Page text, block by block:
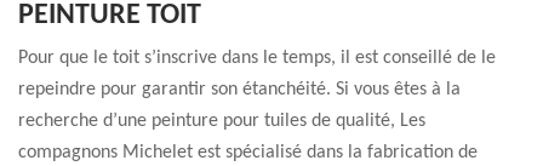
PEINTURE TOIT
Pour que le toit s’inscrive dans le temps, il est conseillé de le
repeindre pour garantir son étanchéité. Si vous êtes à la
recherche d’une peinture pour tuiles de qualité, Les
compagnons Michelet est spécialisé dans la fabrication de